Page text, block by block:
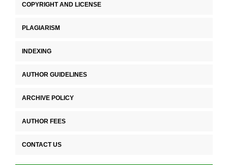
COPYRIGHT AND LICENSE
PLAGIARISM
INDEXING
AUTHOR GUIDELINES
ARCHIVE POLICY
AUTHOR FEES
CONTACT US